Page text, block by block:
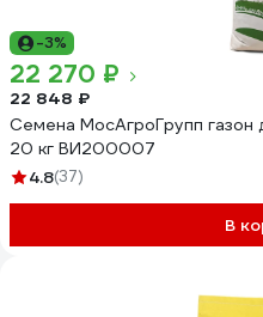
-3%
22 270 ₽
22 848 ₽
Семена МосАгроГрупп газон
20 кг ВИ200007
4.8(37)
В